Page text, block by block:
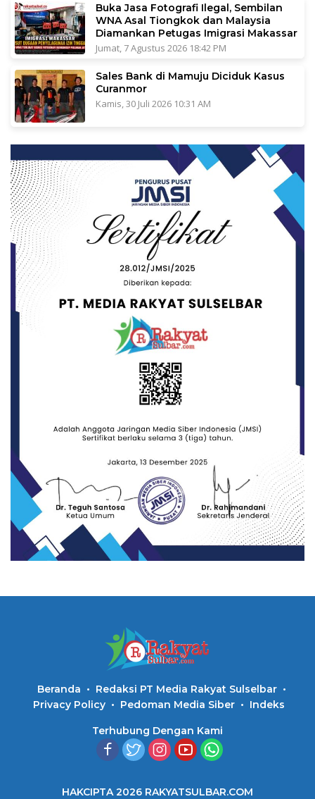
Buka Jasa Fotografi Ilegal, Sembilan
WNA Asal Tiongkok dan Malaysia
Diamankan Petugas Imigrasi Makassar
Jumat, 7 Agustus 2026 18:42 PM
Sales Bank di Mamuju Diciduk Kasus
Curanmor
Kamis, 30 Juli 2026 10:31 AM
Beranda
Redaksi PT Media Rakyat Sulselbar
Privacy Policy
Pedoman Media Siber Indeks
Terhubung Dengan Kami
HAKCIPTA 2026 RAKYATSULBAR.COM